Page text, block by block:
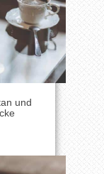
und